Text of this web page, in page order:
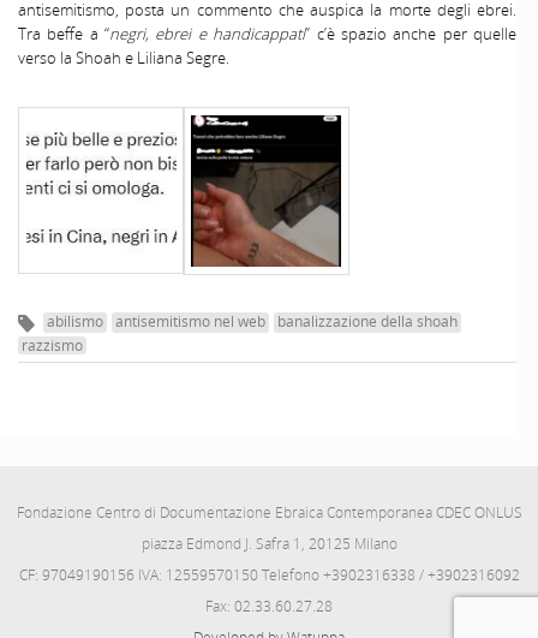
antisemitismo, posta un commento che auspica la morte degli ebrei.
Tra beffe a “negri, ebrei e handicappati” c’è spazio anche per quelle
verso la Shoah e Liliana Segre.
abilismo antisemitismo nel web
banalizzazione della shoah
razzismo
Fondazione Centro di Documentazione Ebraica Contemporanea CDEC ONLUS
piazza Edmond J. Safra 1, 20125 Milano
CF: 97049190156 IVA: 12559570150 Telefono +3902316338 / +3902316092
Fax: 02.33.60.27.28